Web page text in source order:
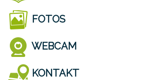
FOTOS
WEBCAM
KONTAKT